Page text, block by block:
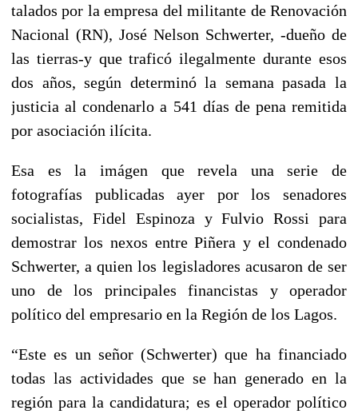
talados por la empresa del militante de Renovación
Nacional (RN), José Nelson Schwerter, -dueño de
las tierras-y que traficó ilegalmente durante esos
dos años, según determinó la semana pasada la
justicia al condenarlo a 541 días de pena remitida
por asociación ilícita.
Esa es la imágen que revela una serie de
fotografías publicadas ayer por los senadores
socialistas, Fidel Espinoza y Fulvio Rossi para
demostrar los nexos entre Piñera y el condenado
Schwerter, a quien los legisladores acusaron de ser
uno de los principales financistas y operador
político del empresario en la Región de los Lagos.
“Este es un señor (Schwerter) que ha financiado
todas las actividades que se han generado en la
región para la candidatura; es el operador político